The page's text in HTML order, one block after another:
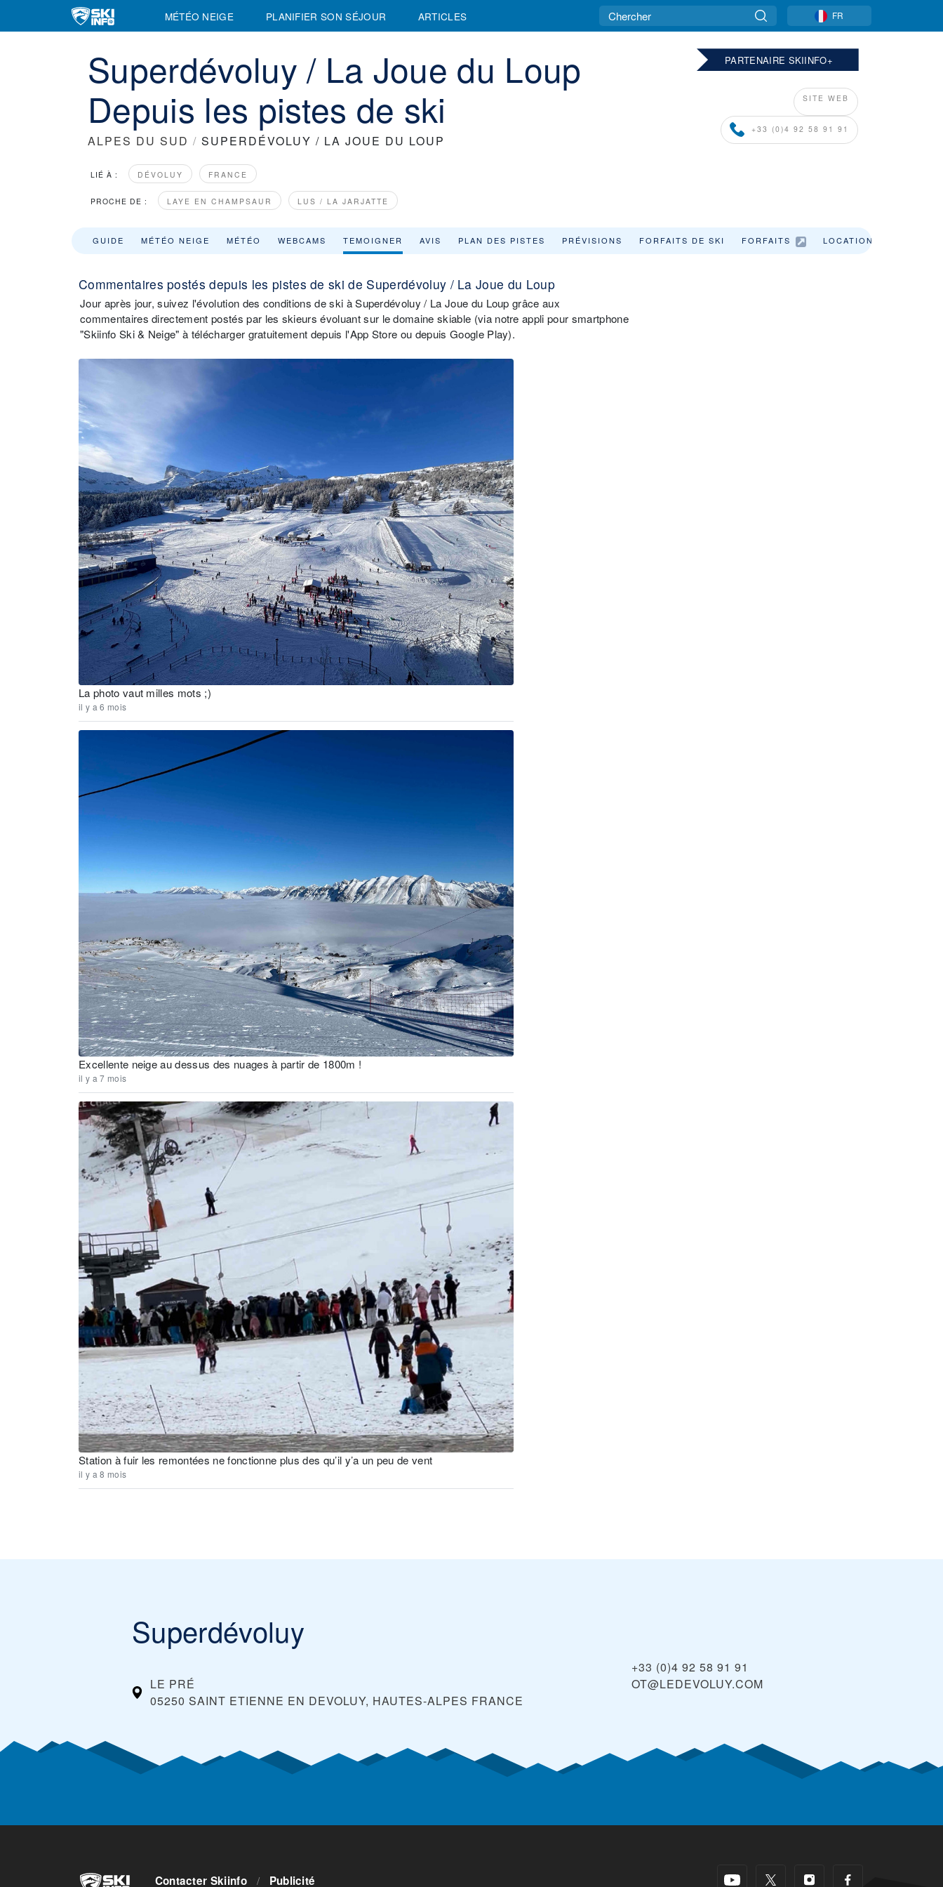
MÉTÉO NEIGE PLANIFIER SON SÉJOUR ARTICLES FR
PARTENAIRE SKIINFO+
SITE WEB
+33 (0)4 92 58 91 91
Superdévoluy / La Joue du Loup
Depuis les pistes de ski
ALPES DU SUD / SUPERDÉVOLUY / LA JOUE DU LOUP
LIÉ À : DÉVOLUY FRANCE
PROCHE DE : LAYE EN CHAMPSAUR LUS / LA JARJATTE
GUIDE MÉTÉO NEIGE MÉTÉO WEBCAMS TEMOIGNER AVIS PLAN DES PISTES PRÉVISIONS FORFAITS DE SKI FORFAITS LOCATION DE SKI
Commentaires postés depuis les pistes de ski de Superdévoluy / La Joue du Loup
Jour après jour, suivez l'évolution des conditions de ski à Superdévoluy / La Joue du Loup grâce aux
commentaires directement postés par les skieurs évoluant sur le domaine skiable (via notre appli pour smartphone
"Skiinfo Ski & Neige" à télécharger gratuitement depuis l'App Store ou depuis Google Play).
La photo vaut milles mots ;)
il y a 6 mois
Excellente neige au dessus des nuages à partir de 1800m !
il y a 7 mois
Station à fuir les remontées ne fonctionne plus des qu’il y’a un peu de vent
il y a 8 mois
Superdévoluy
LE PRÉ
05250 SAINT ETIENNE EN DEVOLUY, HAUTES-ALPES FRANCE
+33 (0)4 92 58 91 91
OT@LEDEVOLUY.COM
Contacter Skiinfo / Publicité